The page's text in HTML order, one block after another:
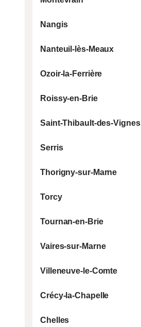
Nangis
Nanteuil-lès-Meaux
Ozoir-la-Ferrière
Roissy-en-Brie
Saint-Thibault-des-Vignes
Serris
Thorigny-sur-Marne
Torcy
Tournan-en-Brie
Vaires-sur-Marne
Villeneuve-le-Comte
Crécy-la-Chapelle
Chelles